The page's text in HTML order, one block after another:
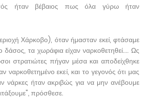
ήταν βέβαιος πως όλα γύρω ήταν
Χάρκοβο), όταν ήμασταν εκεί, φτάσαμε
δάσος, τα χωράφια είχαν ναρκοθετηθεί.... Ως
στρατιώτες πήγαν μέσα και αποδείχθηκε
ναρκοθετημένο εκεί, και το γεγονός ότι μας
νάρκες ήταν ακριβώς για να μην ανέβουμε
πρόσθεσε.